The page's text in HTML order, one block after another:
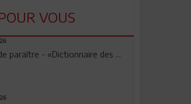
VOUS
paraître - «Dictionnaire des ...